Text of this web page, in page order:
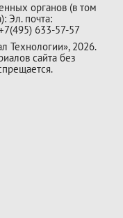
органов (в том
Эл. почта:
633-57-57
Технологии», 2026.
сайта без